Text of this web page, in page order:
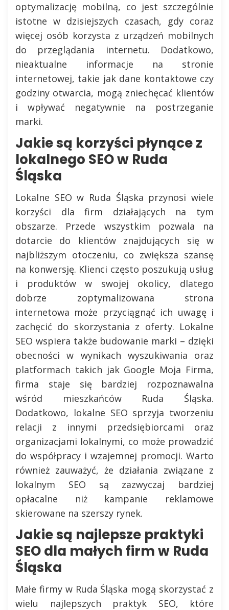
optymalizację mobilną, co jest szczególnie
istotne w dzisiejszych czasach, gdy coraz
więcej osób korzysta z urządzeń mobilnych
do przeglądania internetu. Dodatkowo,
nieaktualne informacje na stronie
internetowej, takie jak dane kontaktowe czy
godziny otwarcia, mogą zniechęcać klientów
i wpływać negatywnie na postrzeganie
marki.
Jakie są korzyści płynące z
lokalnego SEO w Ruda
Śląska
Lokalne SEO w Ruda Śląska przynosi wiele
korzyści dla firm działających na tym
obszarze. Przede wszystkim pozwala na
dotarcie do klientów znajdujących się w
najbliższym otoczeniu, co zwiększa szansę
na konwersję. Klienci często poszukują usług
i produktów w swojej okolicy, dlatego
dobrze zoptymalizowana strona
internetowa może przyciągnąć ich uwagę i
zachęcić do skorzystania z oferty. Lokalne
SEO wspiera także budowanie marki – dzięki
obecności w wynikach wyszukiwania oraz
platformach takich jak Google Moja Firma,
firma staje się bardziej rozpoznawalna
wśród mieszkańców Ruda Śląska.
Dodatkowo, lokalne SEO sprzyja tworzeniu
relacji z innymi przedsiębiorcami oraz
organizacjami lokalnymi, co może prowadzić
do współpracy i wzajemnej promocji. Warto
również zauważyć, że działania związane z
lokalnym SEO są zazwyczaj bardziej
opłacalne niż kampanie reklamowe
skierowane na szerszy rynek.
Jakie są najlepsze praktyki
SEO dla małych firm w Ruda
Śląska
Małe firmy w Ruda Śląska mogą skorzystać z
wielu najlepszych praktyk SEO, które